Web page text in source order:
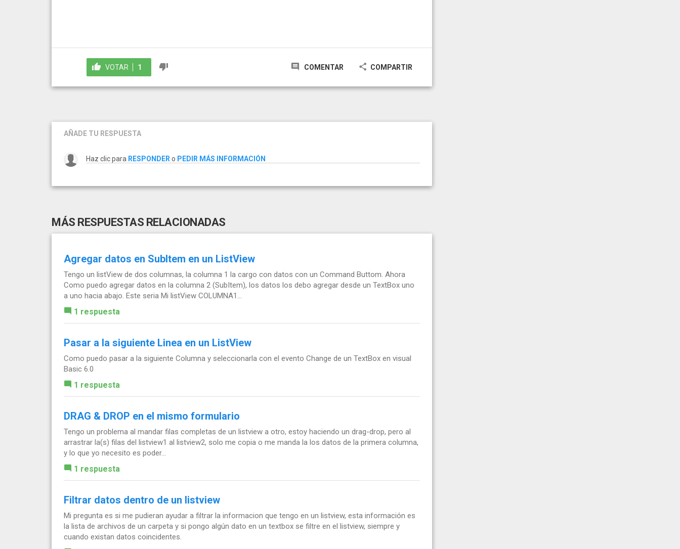
VOTAR 1 COMENTAR COMPARTIR
AÑADE TU RESPUESTA
Haz clic para RESPONDER o PEDIR MÁS INFORMACIÓN
MÁS RESPUESTAS RELACIONADAS
Agregar datos en SubItem en un ListView
Tengo un listView de dos columnas, la columna 1 la cargo con datos con un Command Buttom. Ahora
Como puedo agregar datos en la columna 2 (SubItem), los datos los debo agregar desde un TextBox uno
a uno hacia abajo. Este seria Mi listView COLUMNA1...
1 respuesta
Pasar a la siguiente Linea en un ListView
Como puedo pasar a la siguiente Columna y seleccionarla con el evento Change de un TextBox en visual
Basic 6.0
1 respuesta
DRAG & DROP en el mismo formulario
Tengo un problema al mandar filas completas de un listview a otro, estoy haciendo un drag-drop, pero al
arrastrar la(s) filas del listview1 al listview2, solo me copia o me manda la los datos de la primera columna,
y lo que yo necesito es poder...
1 respuesta
Filtrar datos dentro de un listview
Mi pregunta es si me pudieran ayudar a filtrar la informacion que tengo en un listview, esta información es
la lista de archivos de un carpeta y si pongo algún dato en un textbox se filtre en el listview, siempre y
cuando existan datos coincidentes.